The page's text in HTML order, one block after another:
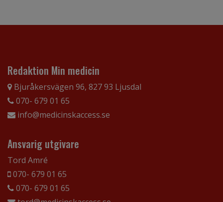
Redaktion Min medicin
Bjuråkersvägen 96, 827 93 Ljusdal
070- 679 01 65
info@medicinskaccess.se
Ansvarig utgivare
Tord Amré
070- 679 01 65
070- 679 01 65